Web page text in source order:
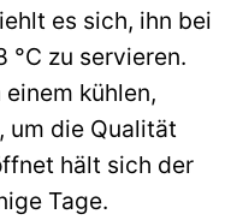
es sich, ihn bei
°C zu servieren.
kühlen,
um die Qualität
hält sich der
Tage.